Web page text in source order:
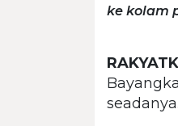
ke kolam
seadanya.